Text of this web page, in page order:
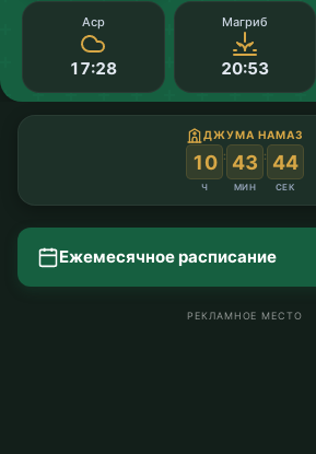
Аср
17:28
Магриб
20:53
ДЖУМА НАМАЗ
10
Ч
: 43
МИН
: 43
СЕК
Ежемесячное расписание
РЕКЛАМНОЕ МЕСТО